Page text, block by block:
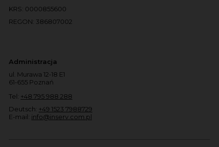
KRS: 0000855600
REGON: 386807002
Administracja
ul. Murawa 12-18 E1
61-655 Poznań
Tel: +48 795 988 288
Deutsch: +49 1523 7988729
E-mail: info@inserv.com.pl